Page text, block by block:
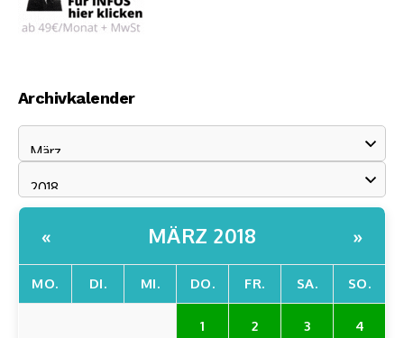
Archivkalender
« MÄRZ 2018 »
MO. DI. MI. DO. FR. SA. SO.
1 2 3 4